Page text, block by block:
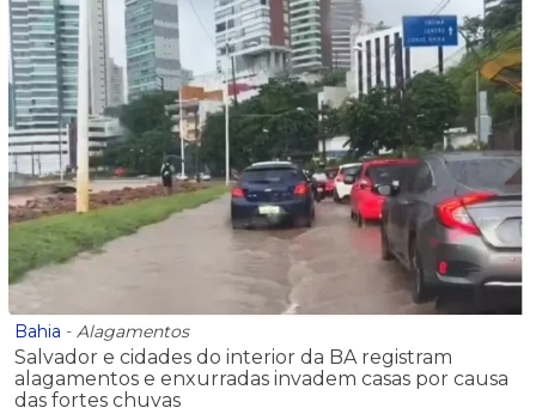
Bahia - Alagamentos
Salvador e cidades do interior da BA registram
alagamentos e enxurradas invadem casas por causa
das fortes chuvas